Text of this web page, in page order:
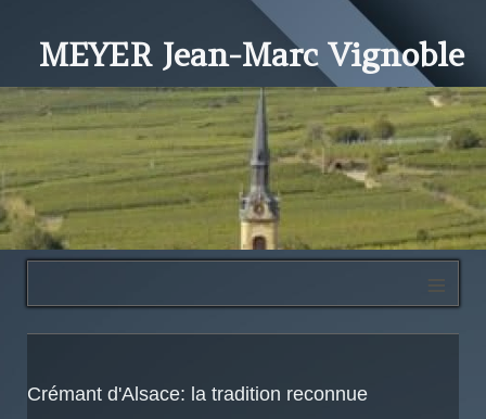
MEYER Jean-Marc Vignoble
≡
Crémant d'Alsace: la tradition reconnue